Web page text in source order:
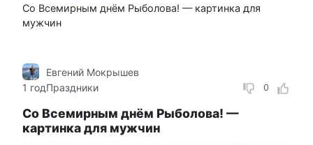
Со Всемирным днём Рыболова! — картинка для
мужчин
0
Евгений Мокрышев
1 годПраздники
Со Всемирным днём Рыболова! —
картинка для мужчин